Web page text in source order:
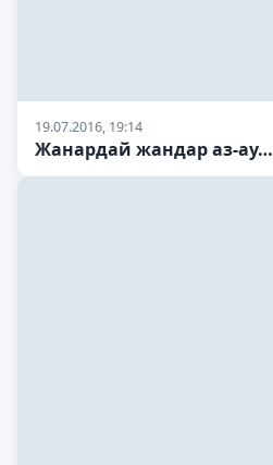
19.07.2016, 19:14
Жанардай жандар аз-ау…